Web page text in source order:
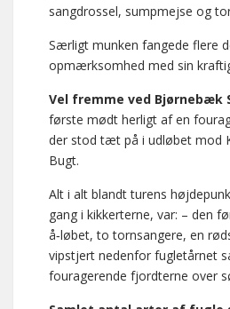
sangdrossel, sumpmejse og
Særligt munken fangede flere
opmærksomhed med sin
Vel fremme ved Bjørnebæk
første mødt herligt af en
der stod tæt på i udløbet mod
Bugt.
Alt i alt blandt turens
gang i kikkerterne, var: – den
å‑løbet, to tornsangere, en
vipstjert nedenfor fugletårnet
fouragerende fjordterne over